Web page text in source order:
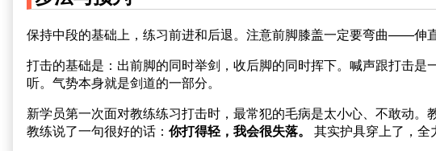
保持中段的基础上，练习前进和后退。注意前脚膝盖一定要弯曲——伸
打击的基础是：出前脚的同时举剑，收后脚的同时挥下。喊声跟打击
听。气势本身就是剑道的一部分。
新学员第一次面对教练练习打击时，最常犯的毛病是太小心、不敢动。
教练说了一句很好的话： 你打得轻，我会很失落。
其实护具穿上了，全